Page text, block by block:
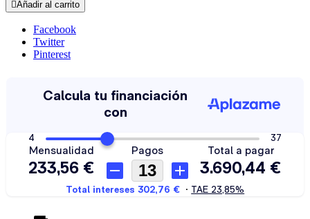
Añadir al carrito
Facebook
Twitter
Pinterest